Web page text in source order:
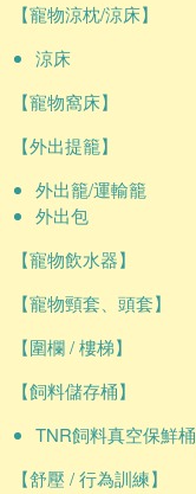
【寵物涼枕/涼床】
涼床
【寵物窩床】
【外出提籠】
外出籠/運輸籠
外出包
【寵物飲水器】
【寵物頸套、頭套】
【圍欄 / 樓梯】
【飼料儲存桶】
TNR飼料真空保鮮桶
【舒壓 / 行為訓練】